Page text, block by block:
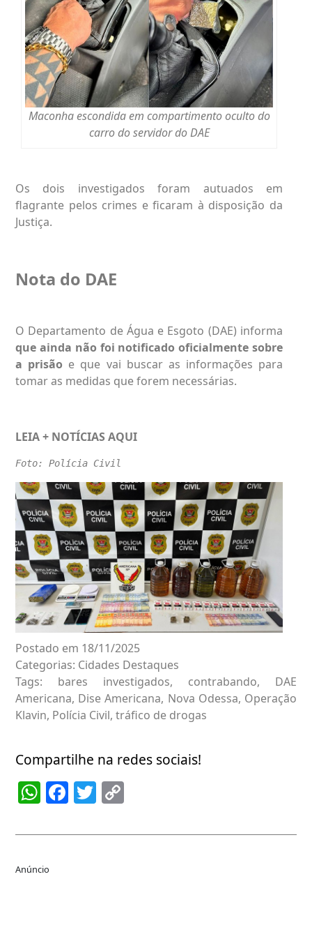
Maconha escondida em compartimento oculto do
carro do servidor do DAE
Os dois investigados foram autuados em
flagrante pelos crimes e ficaram à disposição da
Justiça.
Nota do DAE
O Departamento de Água e Esgoto (DAE) informa
que ainda não foi notificado oficialmente sobre
a prisão e que vai buscar as informações para
tomar as medidas que forem necessárias.
LEIA + NOTÍCIAS AQUI
Foto: Polícia Civil
Postado em 18/11/2025
Categorias: Cidades Destaques
Tags: bares investigados, contrabando, DAE
Americana, Dise Americana, Nova Odessa, Operação
Klavin, Polícia Civil, tráfico de drogas
Compartilhe na redes sociais!
WhatsApp
Facebook
Twitter
Anúncio